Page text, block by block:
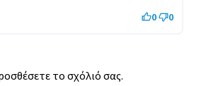
0 0
το σχόλιό σας.